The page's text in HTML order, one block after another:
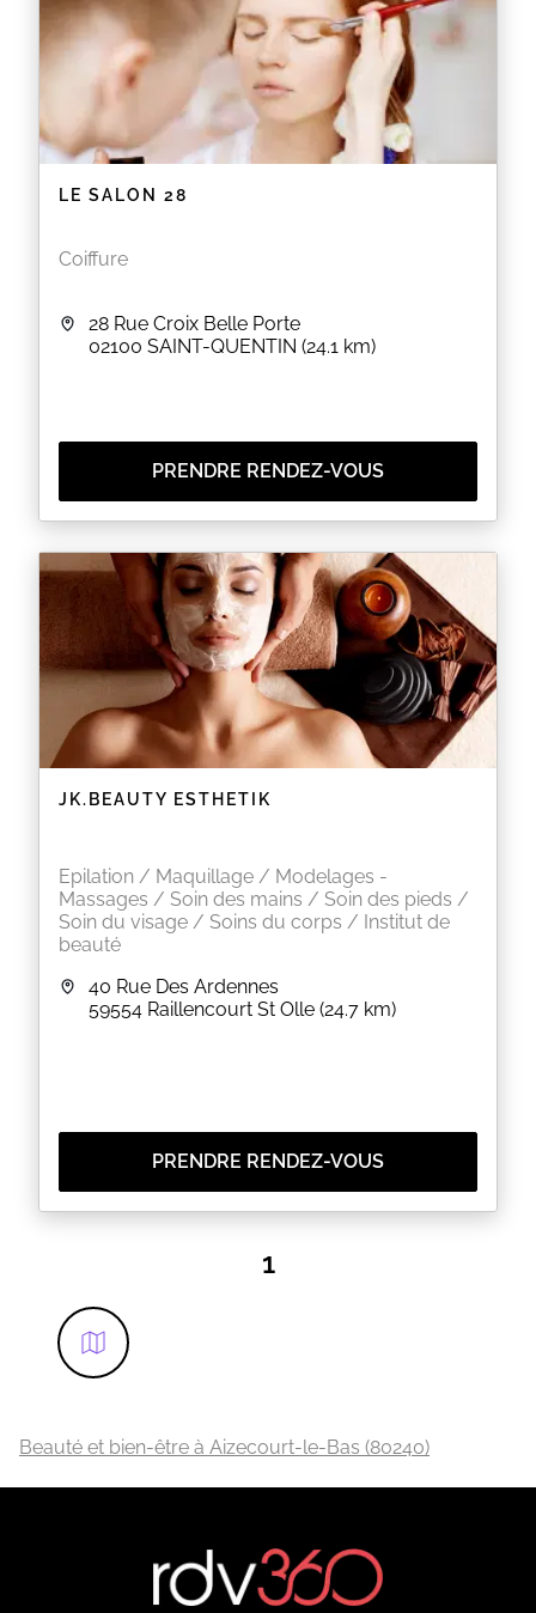
LE SALON 28
Coiffure
28 Rue Croix Belle Porte
02100 SAINT-QUENTIN (24.1 km)
PRENDRE RENDEZ-VOUS
JK.BEAUTY ESTHETIK
Epilation / Maquillage / Modelages -
Massages / Soin des mains / Soin des pieds /
Soin du visage / Soins du corps / Institut de
beauté
40 Rue Des Ardennes
59554 Raillencourt St Olle (24.7 km)
PRENDRE RENDEZ-VOUS
1
Beauté et bien-être à Aizecourt-le-Bas (80240)